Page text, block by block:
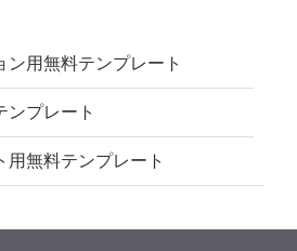
ン用無料テンプレート
ンプレート
用無料テンプレート